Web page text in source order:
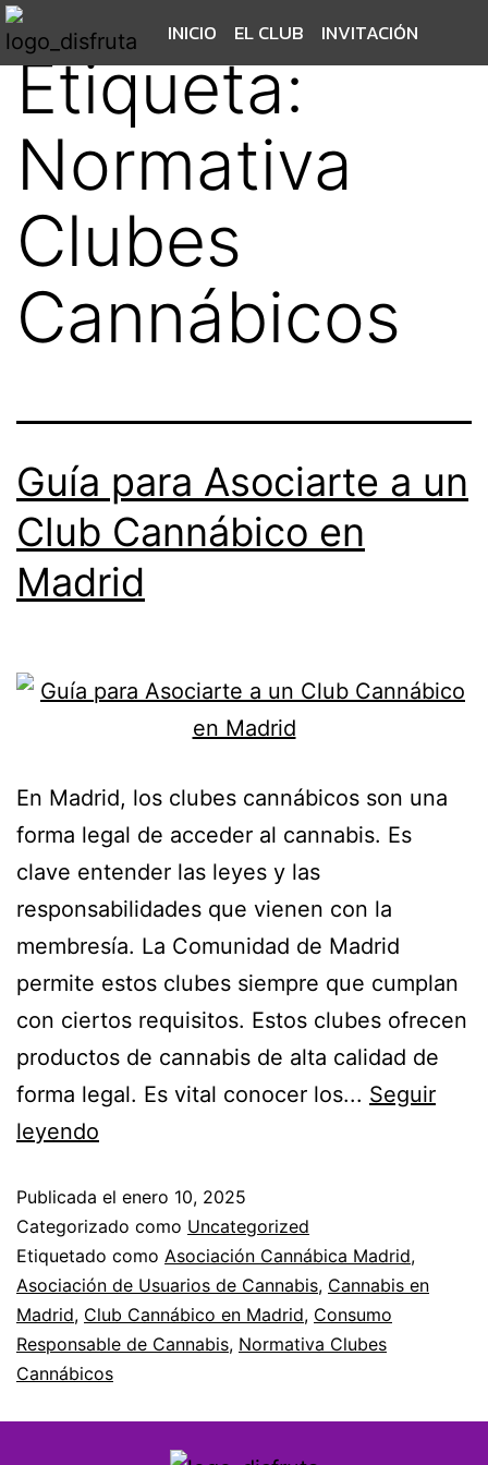
INICIO EL CLUB INVITACIÓN
Etiqueta:
Normativa
Clubes
Cannábicos
Guía para Asociarte a un
Club Cannábico en
Madrid
En Madrid, los clubes cannábicos son una
forma legal de acceder al cannabis. Es
clave entender las leyes y las
responsabilidades que vienen con la
membresía. La Comunidad de Madrid
permite estos clubes siempre que cumplan
con ciertos requisitos. Estos clubes ofrecen
productos de cannabis de alta calidad de
forma legal. Es vital conocer los... Seguir
leyendo
Publicada el enero 10, 2025
Categorizado como Uncategorized
Etiquetado como Asociación Cannábica Madrid,
Asociación de Usuarios de Cannabis, Cannabis en
Madrid, Club Cannábico en Madrid, Consumo
Responsable de Cannabis, Normativa Clubes
Cannábicos